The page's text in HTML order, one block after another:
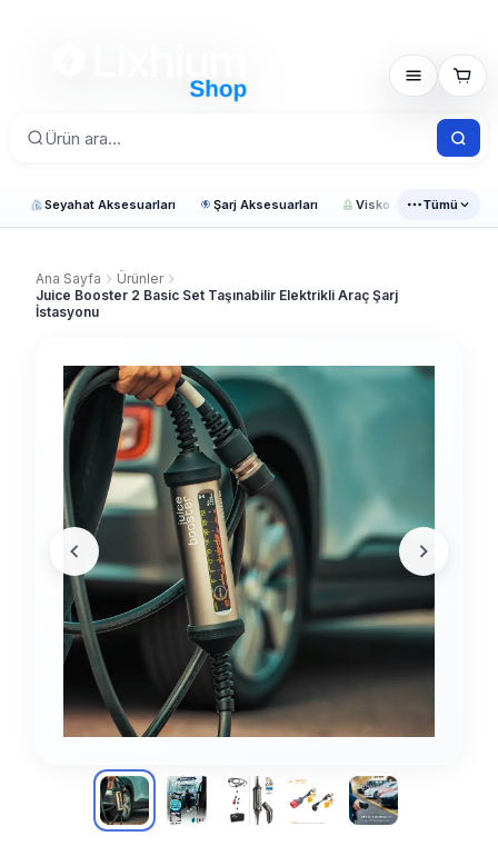
Seyahat Aksesuarları Şarj Aksesuarları Visko Araç Ürünleri
Tümü
Ana Sayfa
Ürünler
Juice Booster 2 Basic Set Taşınabilir Elektrikli Araç Şarj
İstasyonu